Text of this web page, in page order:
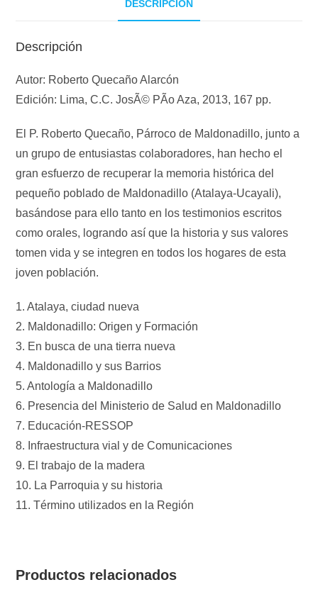
DESCRIPCIÓN
Descripción
Autor: Roberto Quecaño Alarcón
Edición: Lima, C.C. JosÃ© PÃ­o Aza, 2013, 167 pp.
El P. Roberto Quecaño, Párroco de Maldonadillo, junto a
un grupo de entusiastas colaboradores, han hecho el
gran esfuerzo de recuperar la memoria histórica del
pequeño poblado de Maldonadillo (Atalaya-Ucayali),
basándose para ello tanto en los testimonios escritos
como orales, logrando así que la historia y sus valores
tomen vida y se integren en todos los hogares de esta
joven población.
1. Atalaya, ciudad nueva
2. Maldonadillo: Origen y Formación
3. En busca de una tierra nueva
4. Maldonadillo y sus Barrios
5. Antología a Maldonadillo
6. Presencia del Ministerio de Salud en Maldonadillo
7. Educación-RESSOP
8. Infraestructura vial y de Comunicaciones
9. El trabajo de la madera
10. La Parroquia y su historia
11. Término utilizados en la Región
Productos relacionados